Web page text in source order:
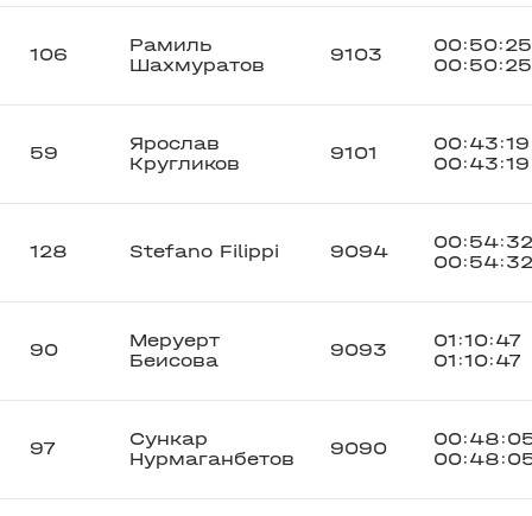
106
Рамиль
Шахмуратов
9103
00:50:25
00:50:25
59
Ярослав
Кругликов
9101
00:43:19
00:43:19
128 Stefano Filippi 9094
00:54:32
00:54:32
90
Меруерт
Беисова
9093
01:10:47
01:10:47
97
Сункар
Нурмаганбетов
9090